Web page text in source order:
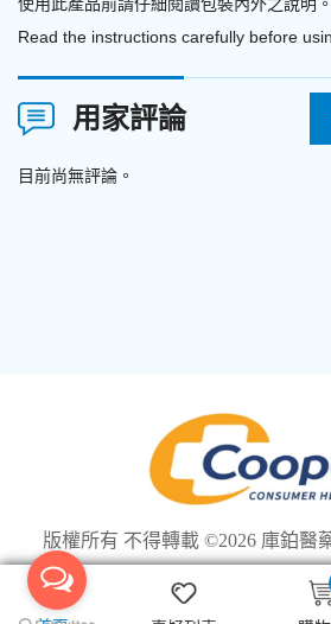
We use cookies to ensure you get the best experience on
Read the instructions carefully before
用家評論
目前尚無評論。
版權所有 不得轉載 ©2026 庫鉑醫